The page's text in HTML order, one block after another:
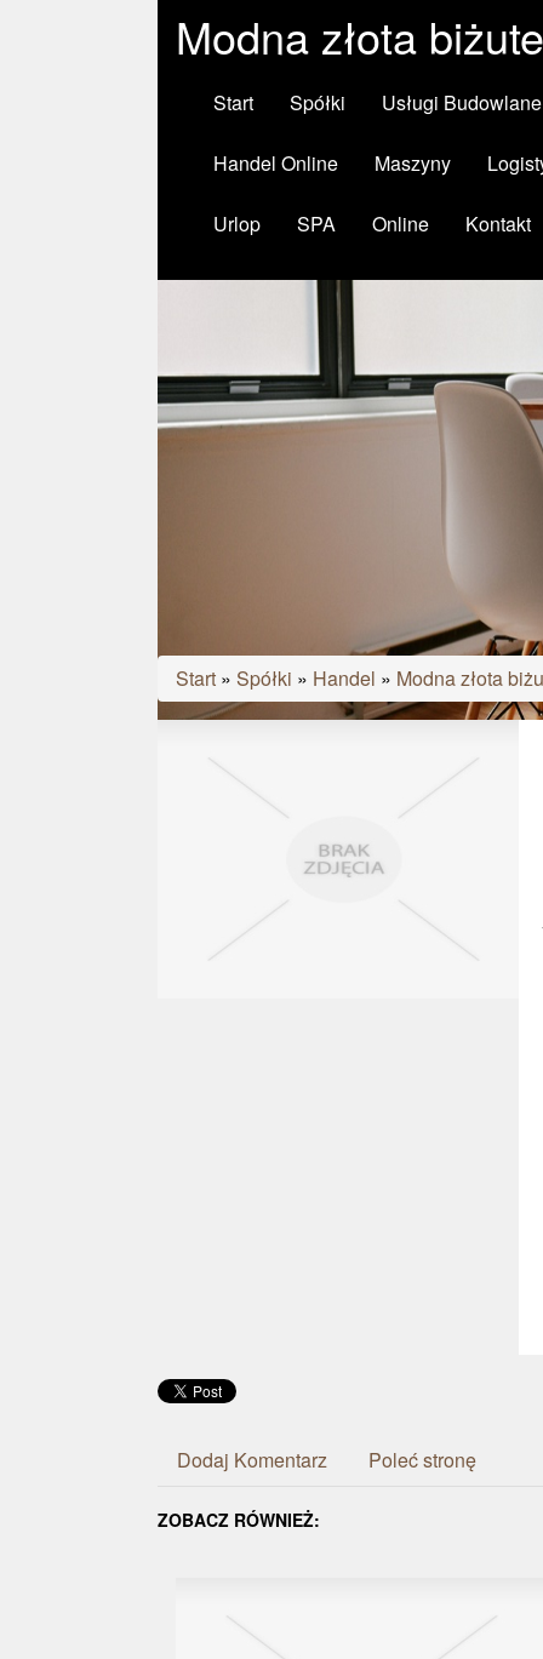
Modna złota
Start Spółki Usługi Budowlane
Handel Online Maszyny
Urlop SPA Online Kontakt
Start » Spółki » Handel » Modna złota
Dodaj Komentarz Poleć stronę
ZOBACZ RÓWNIEŻ: